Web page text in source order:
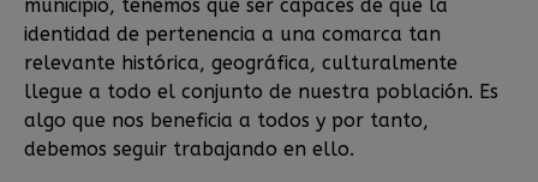
municipio, tenemos que ser capaces de que la
identidad de pertenencia a una comarca tan
relevante histórica, geográfica, culturalmente
llegue a todo el conjunto de nuestra población. Es
algo que nos beneficia a todos y por tanto,
debemos seguir trabajando en ello.